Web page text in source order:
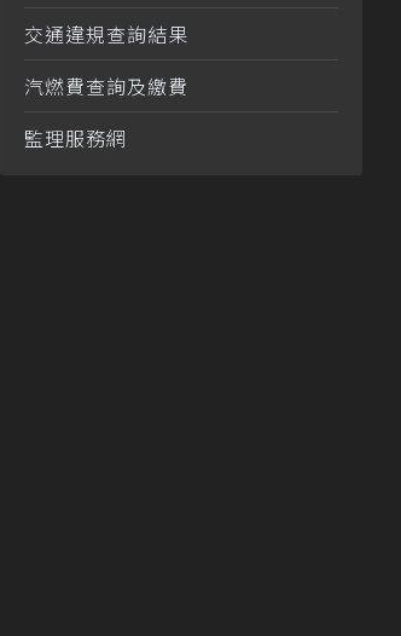
交通違規查詢結果
汽燃費查詢及繳費
監理服務網